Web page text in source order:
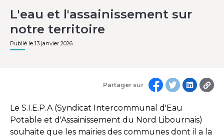
L'eau et l'assainissement sur
notre territoire
Publié le 13 janvier 2026
Partager sur
Le S.I.E.P.A (Syndicat Intercommunal d'Eau
Potable et d'Assainissement du Nord Libournais)
souhaite que les mairies des communes dont il a la